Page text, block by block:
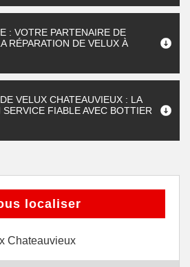
: VOTRE PARTENAIRE DE
RÉPARATION DE VELUX À
VELUX CHATEAUVIEUX : LA
FIABLE AVEC BOTTIER
localiser
Chateauvieux